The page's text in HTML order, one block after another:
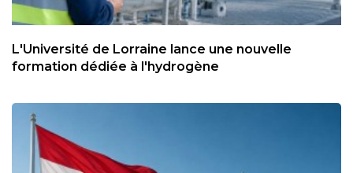
L'Université de Lorraine lance une nouvelle
formation dédiée à l'hydrogène